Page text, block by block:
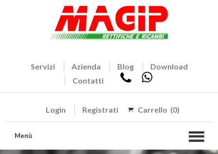
Servizi Azienda Blog
Download
Contatti
Login Registrati Carrello (0)
Menù